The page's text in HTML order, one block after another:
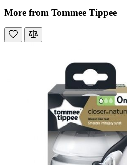
More from Tommee Tippee